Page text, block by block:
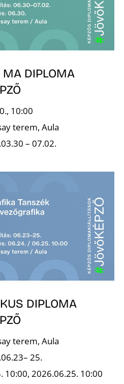
MA DIPLOMA
10:00
terem, Aula
– 07.02.
DIPLOMA
terem, Aula
25.
10:00, 2026.06.25. 10:00